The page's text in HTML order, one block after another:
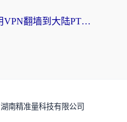
海外党必看：如何用VPN翻墙到大陆PTT？一篇解决你所有回国加速痛点
湖南精准量科技有限公司